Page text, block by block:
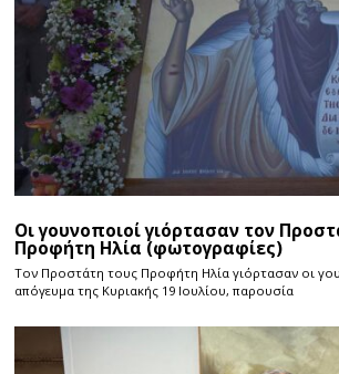
Οι γουνοποιοί γιόρτασαν τον
Προφήτη Ηλία (φωτογραφίες)
Τον Προστάτη τους Προφήτη Ηλία γιόρτασαν οι
απόγευμα της Κυριακής 19 Ιουλίου, παρουσία